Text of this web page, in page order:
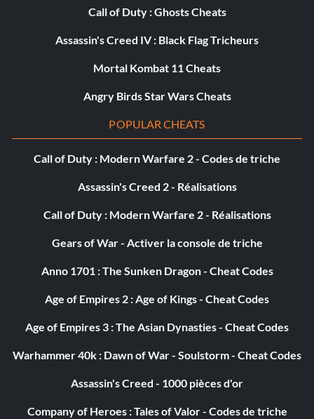
la tour de Galata à la corne d'or : Sauter en parachute
directement du sommet de la Tour de Galata jusqu'à la
Are You Desmond Miles? (Bronze)
Objectif : Terminer la séquence 5 de Desmond.
Objectif : Contrôler simultanément toutes les villes (sauf
Bully (Bronze)
Objectif : Trouver et battre Duccio.
Capped (Bronze)
Call of Duty : Ghosts Cheats
Assassin's Creed IV : Black Flag Tricheurs
Mortal Kombat 11 Cheats
Angry Birds Star Wars Cheats
POPULAR CHEATS
Call of Duty : Modern Warfare 2 - Codes de triche
Assassin's Creed 2 - Réalisations
Call of Duty : Modern Warfare 2 - Réalisations
Gears of War - Activer la console de triche
Anno 1701 : The Sunken Dragon - Cheat Codes
Age of Empires 2 : Age of Kings - Cheat Codes
Age of Empires 3 : The Asian Dynasties - Cheat Codes
Warhammer 40k : Dawn of War - Soulstorm - Cheat Codes
Assassin's Creed - 1000 pièces d'or
Company of Heroes : Tales of Valor - Codes de triche